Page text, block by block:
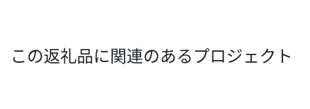
この返礼品に関連のあるプロジェクト